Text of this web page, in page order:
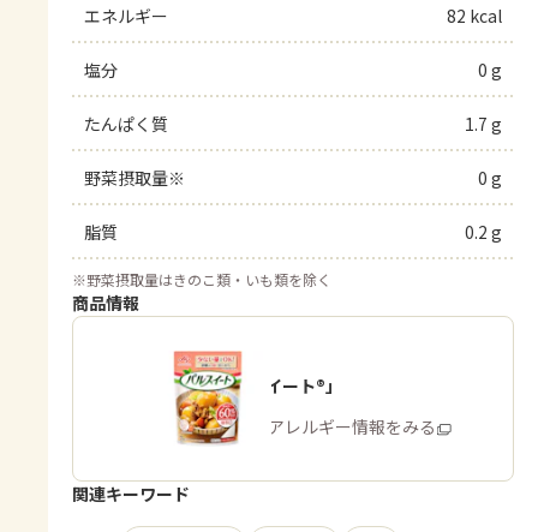
エネルギー
82 kcal
塩分 0 g
たんぱく質 1.7 g
野菜摂取量※ 0 g
脂質 0.2 g
※野菜摂取量はきのこ類・いも類を除く
商品情報
「パルスイート®」
商品・アレルギー情報をみる
関連キーワード